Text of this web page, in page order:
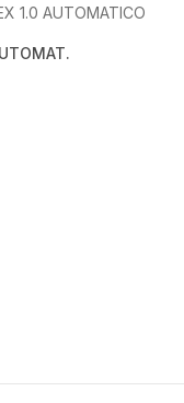
1.0 AUTOMATICO